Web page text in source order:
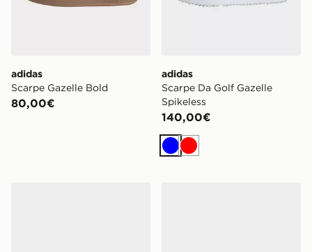
adidas
Scarpe Gazelle Bold
80,00€
adidas
Scarpe Da Golf Gazelle
Spikeless
140,00€
BluRosso